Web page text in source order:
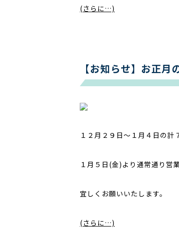
(さらに…)
【お知らせ】お正月
１２月２９日～１月４日の計
１月５日(金)より通常通り営
宜しくお願いいたします。
(さらに…)